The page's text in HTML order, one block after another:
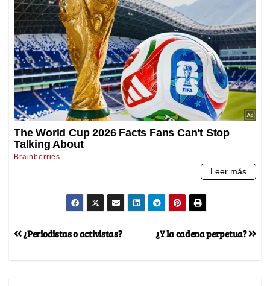
¿Y la cadena perpetua?
¿Periodistas o activistas?